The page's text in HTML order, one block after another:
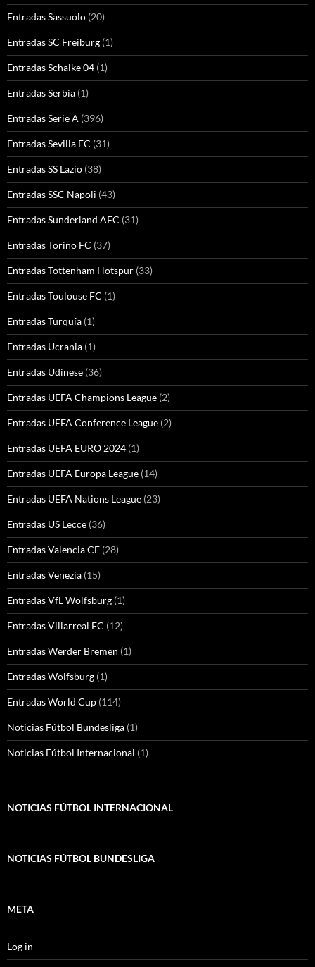
Entradas Sassuolo (20)
Entradas SC Freiburg (1)
Entradas Schalke 04 (1)
Entradas Serbia (1)
Entradas Serie A (396)
Entradas Sevilla FC (31)
Entradas SS Lazio (38)
Entradas SSC Napoli (43)
Entradas Sunderland AFC (31)
Entradas Torino FC (37)
Entradas Tottenham Hotspur (33)
Entradas Toulouse FC (1)
Entradas Turquía (1)
Entradas Ucrania (1)
Entradas Udinese (36)
Entradas UEFA Champions League (2)
Entradas UEFA Conference League (2)
Entradas UEFA EURO 2024 (1)
Entradas UEFA Europa League (14)
Entradas UEFA Nations League (23)
Entradas US Lecce (36)
Entradas Valencia CF (28)
Entradas Venezia (15)
Entradas VfL Wolfsburg (1)
Entradas Villarreal FC (12)
Entradas Werder Bremen (1)
Entradas Wolfsburg (1)
Entradas World Cup (114)
Noticias Fútbol Bundesliga (1)
Noticias Fútbol Internacional (1)
NOTICIAS FÚTBOL INTERNACIONAL
NOTICIAS FÚTBOL BUNDESLIGA
META
Log in